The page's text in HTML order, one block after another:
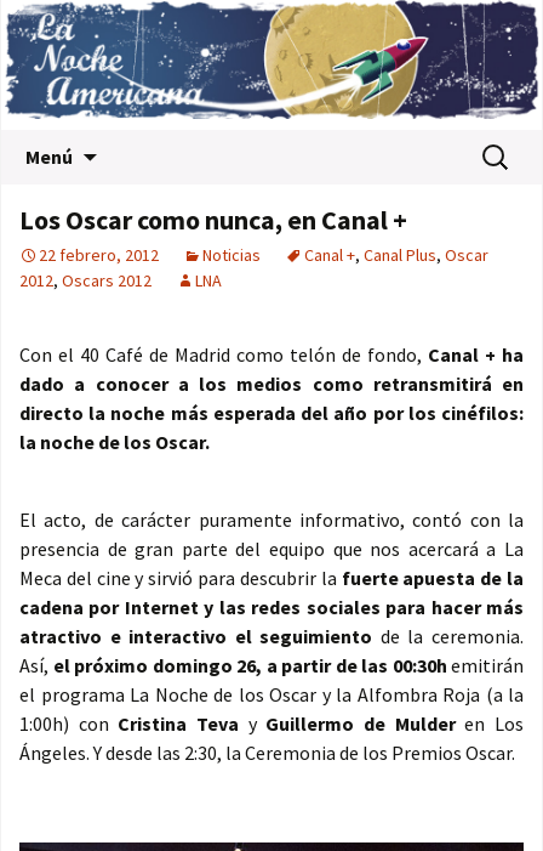
Menú Buscar:
Los Oscar como nunca, en Canal +
22 febrero, 2012 Noticias Canal +, Canal Plus, Oscar
2012, Oscars 2012 LNA
Con el 40 Café de Madrid como telón de fondo, Canal + ha
dado a conocer a los medios como retransmitirá en
directo la noche más esperada del año por los cinéfilos:
la noche de los Oscar.
El acto, de carácter puramente informativo, contó con la
presencia de gran parte del equipo que nos acercará a La
Meca del cine y sirvió para descubrir la fuerte apuesta de la
cadena por Internet y las redes sociales para hacer más
atractivo e interactivo el seguimiento de la ceremonia.
Así, el próximo domingo 26, a partir de las 00:30h emitirán
el programa La Noche de los Oscar y la Alfombra Roja (a la
1:00h) con Cristina Teva y Guillermo de Mulderen Los
Ángeles. Y desde las 2:30, la Ceremonia de los Premios Oscar.